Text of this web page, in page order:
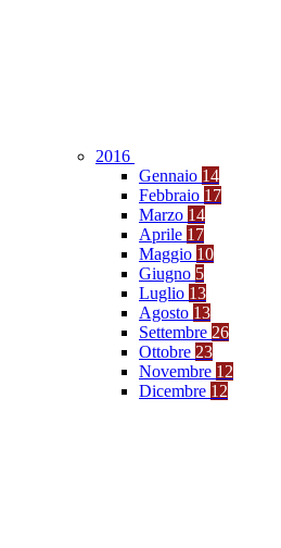
2016
Gennaio 14
Febbraio 17
Marzo 14
Aprile 17
Maggio 10
Giugno 5
Luglio 13
Agosto 13
Settembre 26
Ottobre 23
Novembre 12
Dicembre 12